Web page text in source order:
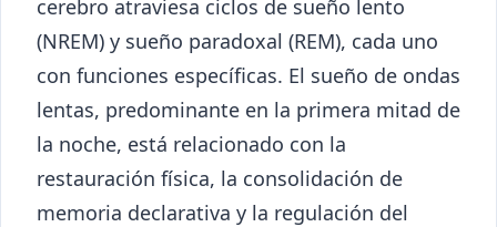
cerebro atraviesa ciclos de sueño lento
(NREM) y sueño paradoxal (REM), cada uno
con funciones específicas. El sueño de ondas
lentas, predominante en la primera mitad de
la noche, está relacionado con la
restauración física, la consolidación de
memoria declarativa y la regulación del